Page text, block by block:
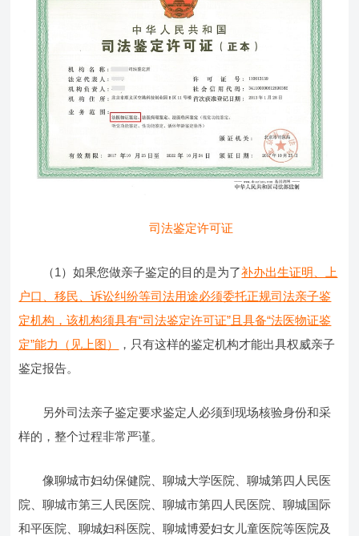
司法鉴定许可证
（1）如果您做亲子鉴定的目的是为了补办出生证明、上
户口、移民、诉讼纠纷等司法用途必须委托正规司法亲子鉴
定机构，该机构须具有“司法鉴定许可证”且具备“法医物证鉴
定”能力（见上图）
，只有这样的鉴定机构才能出具权威亲子
鉴定报告。
另外司法亲子鉴定要求鉴定人必须到现场核验身份和采
样的，整个过程非常严谨。
像聊城市妇幼保健院、聊城大学医院、聊城第四人民医
院、聊城市第三人民医院、聊城市第四人民医院、聊城国际
和平医院、聊城妇科医院、聊城博爱妇女儿童医院等医院及